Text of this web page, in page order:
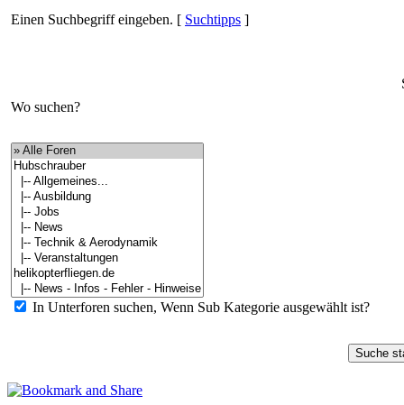
Einen Suchbegriff eingeben. [ Suchtipps ]
Wo suchen?
In Unterforen suchen, Wenn Sub Kategorie ausgewählt ist?